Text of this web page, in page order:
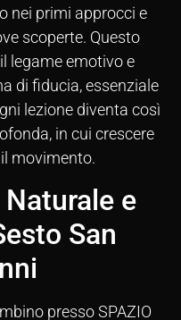
nei primi approcci e
scoperte. Questo
legame emotivo e
di fiducia, essenziale
lezione diventa così
in cui crescere
movimento.
e
San
presso SPAZIO